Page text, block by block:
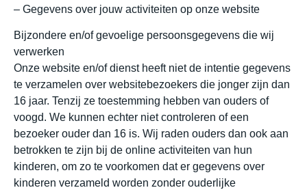
– Gegevens over jouw activiteiten op onze website
Bijzondere en/of gevoelige persoonsgegevens die wij
verwerken
Onze website en/of dienst heeft niet de intentie gegevens
te verzamelen over websitebezoekers die jonger zijn dan
16 jaar. Tenzij ze toestemming hebben van ouders of
voogd. We kunnen echter niet controleren of een
bezoeker ouder dan 16 is. Wij raden ouders dan ook aan
betrokken te zijn bij de online activiteiten van hun
kinderen, om zo te voorkomen dat er gegevens over
kinderen verzameld worden zonder ouderlijke